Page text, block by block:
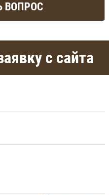
ВОПРОС
с сайта